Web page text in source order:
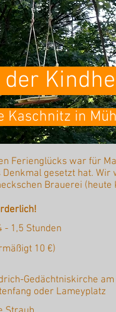
Kaschnitz in
der
Ferienglücks war für
gesetzt hat.
Brauerei
- 1,5 Stunden
10 €)
Gedächtniskirche
oder Lameyplatz